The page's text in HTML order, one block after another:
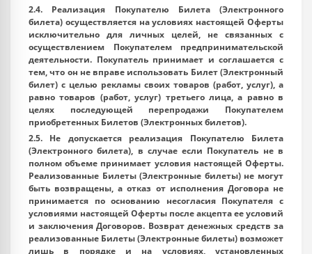
2.4. Реализация Покупателю Билета (Электронного
билета) осуществляется на условиях настоящей Оферты
исключительно для личных целей, не связанных с
осуществлением Покупателем предпринимательской
деятельности. Покупатель принимает и соглашается с
тем, что он не вправе использовать Билет (Электронный
билет) с целью рекламы своих товаров (работ, услуг), а
равно товаров (работ, услуг) третьего лица, а равно в
целях последующей перепродажи Покупателем
приобретенных Билетов (Электронных билетов).
2.5. Не допускается реализация Покупателю Билета
(Электронного билета), в случае если Покупатель не в
полном объеме принимает условия настоящей Оферты.
Реализованные Билеты (Электронные билеты) не могут
быть возвращены, а отказ от исполнения Договора не
принимается по основанию несогласия Покупателя с
условиями настоящей Оферты после акцепта ее условий
и заключения Договоров. Возврат денежных средств за
реализованные Билеты (Электронные билеты) возможет
лишь в порядке и на условиях, установленных